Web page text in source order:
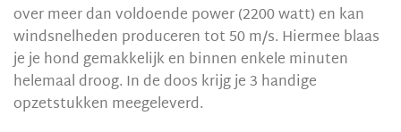
over meer dan voldoende power (2200 watt) en kan
windsnelheden produceren tot 50 m/s. Hiermee blaas
je je hond gemakkelijk en binnen enkele minuten
helemaal droog. In de doos krijg je 3 handige
opzetstukken meegeleverd.